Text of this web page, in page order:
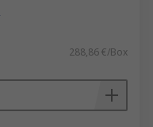
288,86 €/Box